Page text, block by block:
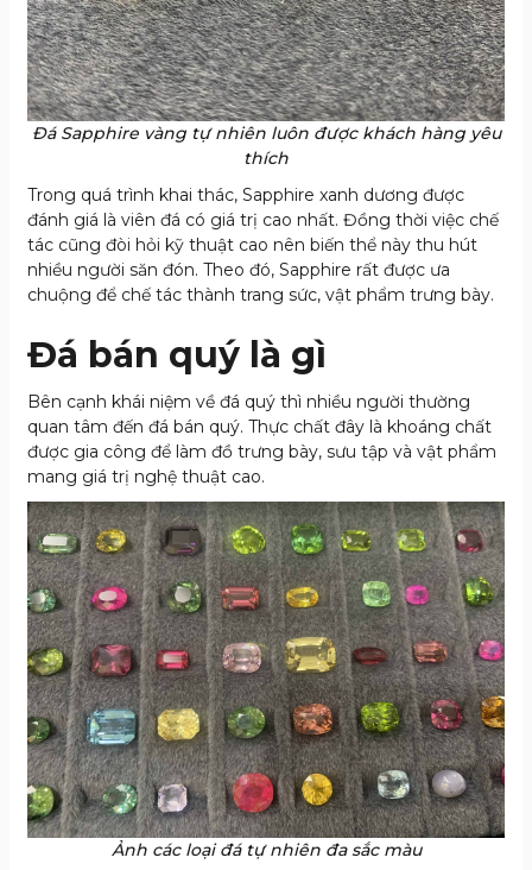
Đá Sapphire vàng tự nhiên luôn được khách hàng yêu
thích
Trong quá trình khai thác, Sapphire xanh dương được
đánh giá là viên đá có giá trị cao nhất. Đồng thời việc chế
tác cũng đòi hỏi kỹ thuật cao nên biến thể này thu hút
nhiều người săn đón. Theo đó, Sapphire rất được ưa
chuộng để chế tác thành trang sức, vật phẩm trưng bày.
Đá bán quý là gì
Bên cạnh khái niệm về đá quý thì nhiều người thường
quan tâm đến đá bán quý. Thực chất đây là khoáng chất
được gia công để làm đồ trưng bày, sưu tập và vật phẩm
mang giá trị nghệ thuật cao.
Ảnh các loại đá tự nhiên đa sắc màu